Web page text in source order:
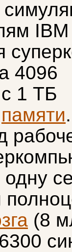
IBM
4096
1 ТБ
памяти
(8